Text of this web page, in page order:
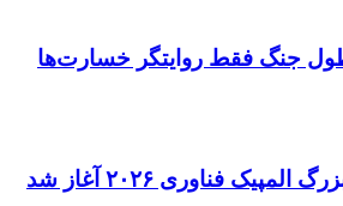
جنگ فقط روایتگر خسارت‌ها
فناوری ۲۰۲۶ آغاز شد